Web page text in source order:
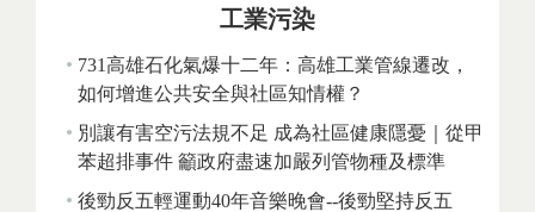
工業污染
731高雄石化氣爆十二年：高雄工業管線遷改，
如何增進公共安全與社區知情權？
別讓有害空污法規不足 成為社區健康隱憂｜從甲
苯超排事件 籲政府盡速加嚴列管物種及標準
後勁反五輕運動40年音樂晚會--後勁堅持反五